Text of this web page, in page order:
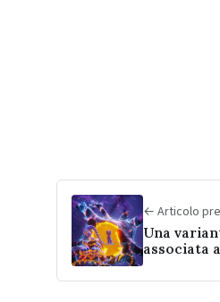
← Articolo
Una
associata